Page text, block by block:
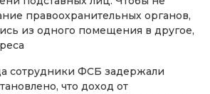
правоохранительных органов,
из одного помещения в другое,
сотрудники ФСБ задержали
что доход от